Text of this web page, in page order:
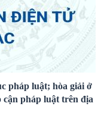
pháp luật; hòa giải ở
cận pháp luật trên địa